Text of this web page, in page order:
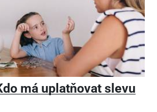
má uplatňovat slevu